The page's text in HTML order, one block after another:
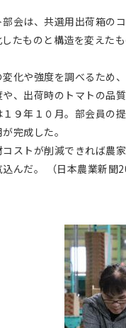
会は、共選用出荷箱の
たものと構造を変えた
化や強度を調べるため
、出荷時のトマトの品
９年１０月。部会員の
完成した。
ストが削減できれば農
んだ。 （日本農業新聞